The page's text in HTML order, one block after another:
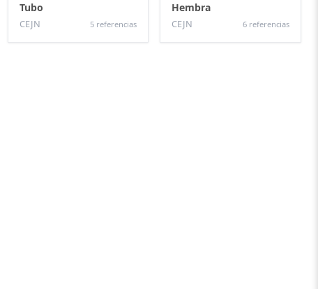
Tubo
CEJN 5 referencias
Hembra
CEJN 6 referencias